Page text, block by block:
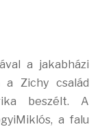
a jakabházi
a Zichy család
beszélt. A
a falu